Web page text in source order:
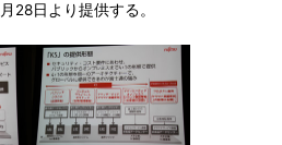
28日より提供する。